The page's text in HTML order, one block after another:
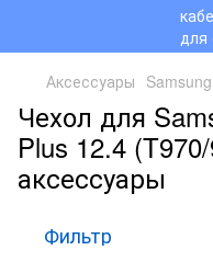
Аксессуары Samsung
Чехол для
Plus 12.4
аксессуары
Фильтр